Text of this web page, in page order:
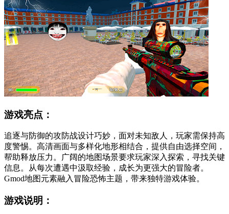
游戏亮点：
追逐与防御的攻防战设计巧妙，面对未知敌人，玩家需保持高
度警惕。高清画面与多样化地形相结合，提供自由选择空间，
帮助释放压力。广阔的地图场景要求玩家深入探索，寻找关键
信息。从每次遭遇中汲取经验，成长为更强大的冒险者。
Gmod地图元素融入冒险恐怖主题，带来独特游戏体验。
游戏说明：